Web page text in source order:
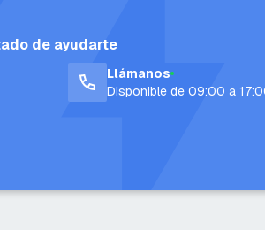
de ayudarte
Llámanos
Disponible de 09:00 a